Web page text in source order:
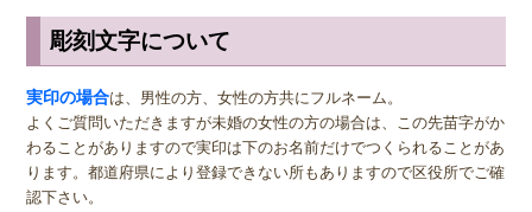
注文番号：0706184800
書体: 流線印相体
結婚した娘にお誕生日のプレゼントとして贈りました。
画数の少ない文字と多い文字の組み合わせでもバランスよくデザイン
サイズ選びのアドバイス
実印の男性用は、堂々とした大きいサイズの直径16.5ミリまたは18.0
ミリがおすすめです。女性用の実印でフルネームの場合は、15.0ミ
リ。女性用の実印で名のみの場合は、13.5ミリがおすすめです。女性
の方でご結婚されている場合は、ご主人様より小さいものをお選びに
なるのが一般的ですが、同じ大きさの実印でも問題ございません。女
彫刻文字について
実印の場合は、男性の方、女性の方共にフルネーム。
よくご質問いただきますが未婚の女性の方の場合は、この先苗字がか
わることがありますので実印は下のお名前だけでつくられることがあ
ります。都道府県により登録できない所もありますので区役所でご確
認下さい。